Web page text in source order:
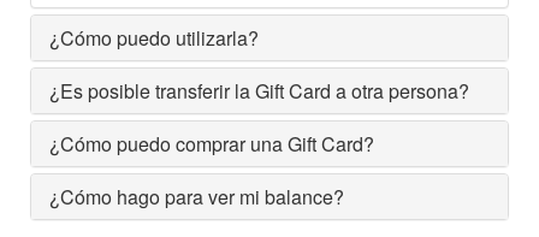
¿Cómo puedo utilizarla?
¿Es posible transferir la Gift Card a otra persona?
¿Cómo puedo comprar una Gift Card?
¿Cómo hago para ver mi balance?